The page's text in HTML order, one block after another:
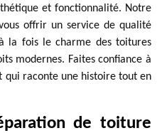
et fonctionnalité. Notre
offrir un service de qualité
la fois le charme des toitures
modernes. Faites confiance à
qui raconte une histoire tout en
de toiture